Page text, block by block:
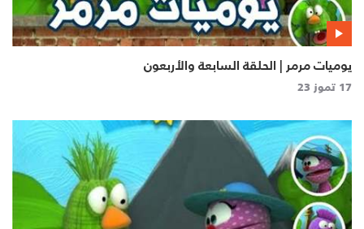
يوميات مرمر | الحلقة السابعة والأربعون
17 تموز 23